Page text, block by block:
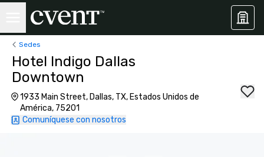
Sedes
Hotel Indigo Dallas
Downtown
1933 Main Street, Dallas, TX, Estados Unidos de
América, 75201
Comuníquese con nosotros